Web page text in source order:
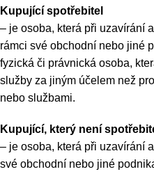
Kupující spotřebitel
– je osoba, která při uzavírání
rámci své obchodní nebo jiné
fyzická či právnická osoba,
služby za jiným účelem než
nebo službami.
Kupující, který není
– je osoba, která při uzavírání
své obchodní nebo jiné